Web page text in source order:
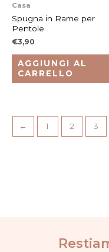
Casa
Spugna in Rame per
Pentole
€3,90
AGGIUNGI AL
CARRELLO
← 1 2 3